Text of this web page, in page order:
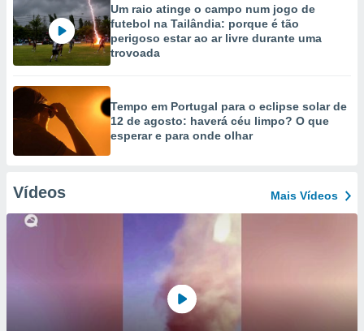
Um raio atinge o campo num jogo de
futebol na Tailândia: porque é tão
perigoso estar ao ar livre durante uma
trovoada
Tempo em Portugal para o eclipse solar de
12 de agosto: haverá céu limpo? O que
esperar e para onde olhar
Vídeos Mais Vídeos